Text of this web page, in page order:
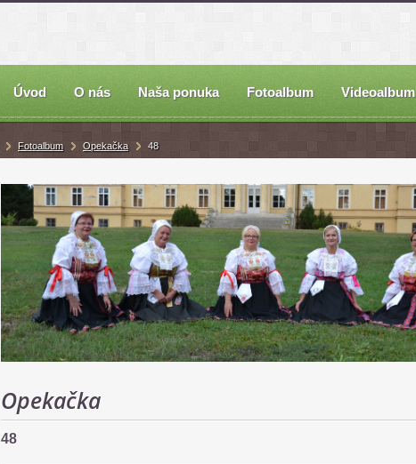
Úvod O nás Naša ponuka Fotoalbum Videoalbum
Fotoalbum Opekačka 48
Opekačka
48